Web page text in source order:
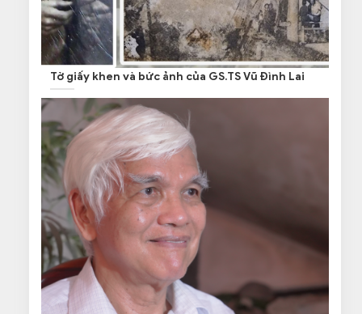
Tờ giấy khen và bức ảnh của GS.TS Vũ Đình Lai